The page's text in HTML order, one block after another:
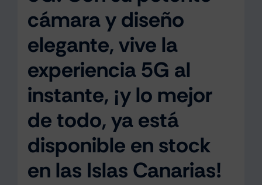
cámara y diseño
elegante, vive la
experiencia 5G al
instante, ¡y lo mejor
de todo, ya está
disponible en stock
en las Islas Canarias!